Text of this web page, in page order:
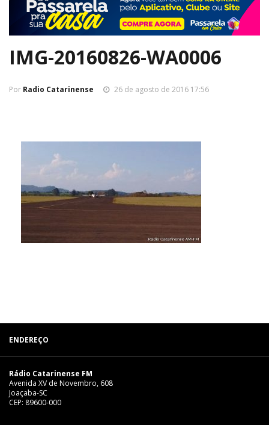
IMG-20160826-WA0006
Por Radio Catarinense 26 de agosto de 2016 17:56
ENDEREÇO
Rádio Catarinense FM
Avenida XV de Novembro, 608
Joaçaba-SC
CEP: 89600-000